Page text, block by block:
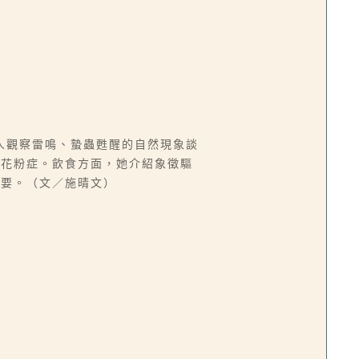
察雷鳴、蟄蟲甦醒的自然現象談
粉症。飲食方面，她介紹象徵驅
。（文／施晴文）